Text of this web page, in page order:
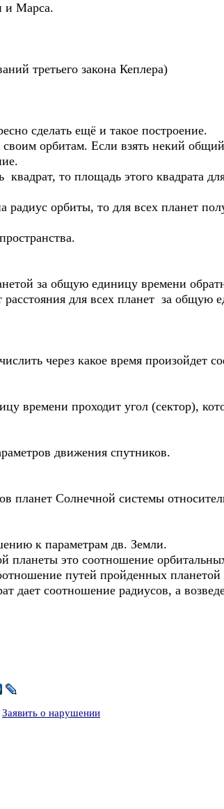
и Марса.
третьего закона Кеплера)
сделать ещё и такое построение.
орбитам. Если взять некий
то площадь этого квадрата
радиус орбиты, то для всех планет
за общую единицу времени
для всех планет за общую
через какое время произойдет
времени проходит угол (сектор),
движения спутников.
планет Солнечной системы
к параметрам дв. Земли.
планеты это соотношение
путей пройденных
дает соотношение радиусов, а
Заявить о нарушении